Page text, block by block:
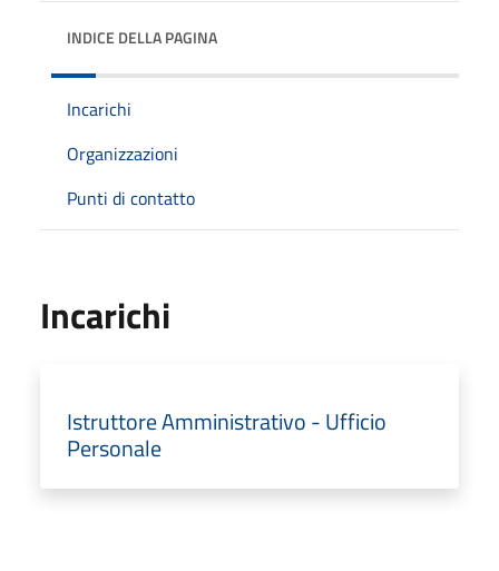
INDICE DELLA PAGINA
Incarichi
Organizzazioni
Punti di contatto
Incarichi
Istruttore Amministrativo - Ufficio
Personale